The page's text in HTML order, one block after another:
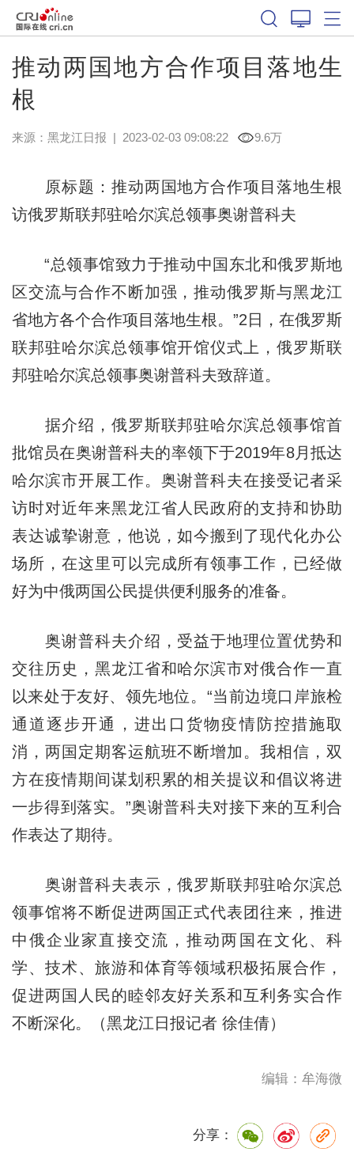
推动两国地方合作项目落地生
根
来源： 黑龙江日报 | 2023-02-03 09:08:22 9.6万
原标题：推动两国地方合作项目落地生根
访俄罗斯联邦驻哈尔滨总领事奥谢普科夫
“总领事馆致力于推动中国东北和俄罗斯地
区交流与合作不断加强，推动俄罗斯与黑龙江
省地方各个合作项目落地生根。”2日，在俄罗斯
联邦驻哈尔滨总领事馆开馆仪式上，俄罗斯联
邦驻哈尔滨总领事奥谢普科夫致辞道。
据介绍，俄罗斯联邦驻哈尔滨总领事馆首
批馆员在奥谢普科夫的率领下于2019年8月抵达
哈尔滨市开展工作。奥谢普科夫在接受记者采
访时对近年来黑龙江省人民政府的支持和协助
表达诚挚谢意，他说，如今搬到了现代化办公
场所，在这里可以完成所有领事工作，已经做
好为中俄两国公民提供便利服务的准备。
奥谢普科夫介绍，受益于地理位置优势和
交往历史，黑龙江省和哈尔滨市对俄合作一直
以来处于友好、领先地位。“当前边境口岸旅检
通道逐步开通，进出口货物疫情防控措施取
消，两国定期客运航班不断增加。我相信，双
方在疫情期间谋划积累的相关提议和倡议将进
一步得到落实。”奥谢普科夫对接下来的互利合
作表达了期待。
奥谢普科夫表示，俄罗斯联邦驻哈尔滨总
领事馆将不断促进两国正式代表团往来，推进
中俄企业家直接交流，推动两国在文化、科
学、技术、旅游和体育等领域积极拓展合作，
促进两国人民的睦邻友好关系和互利务实合作
不断深化。（黑龙江日报记者 徐佳倩）
编辑：牟海微
分享：